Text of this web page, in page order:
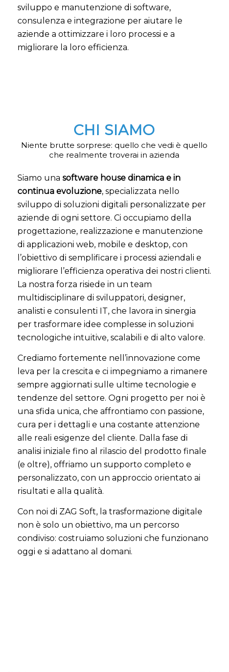
sviluppo e manutenzione di software,
consulenza e integrazione per aiutare le
aziende a ottimizzare i loro processi e a
migliorare la loro efficienza.
CHI SIAMO
Niente brutte sorprese: quello che vedi è quello
che realmente troverai in azienda
Siamo una software house dinamica e in
continua evoluzione, specializzata nello
sviluppo di soluzioni digitali personalizzate per
aziende di ogni settore. Ci occupiamo della
progettazione, realizzazione e manutenzione
di applicazioni web, mobile e desktop, con
l’obiettivo di semplificare i processi aziendali e
migliorare l’efficienza operativa dei nostri clienti.
La nostra forza risiede in un team
multidisciplinare di sviluppatori, designer,
analisti e consulenti IT, che lavora in sinergia
per trasformare idee complesse in soluzioni
tecnologiche intuitive, scalabili e di alto valore.
Crediamo fortemente nell’innovazione come
leva per la crescita e ci impegniamo a rimanere
sempre aggiornati sulle ultime tecnologie e
tendenze del settore. Ogni progetto per noi è
una sfida unica, che affrontiamo con passione,
cura per i dettagli e una costante attenzione
alle reali esigenze del cliente. Dalla fase di
analisi iniziale fino al rilascio del prodotto finale
(e oltre), offriamo un supporto completo e
personalizzato, con un approccio orientato ai
risultati e alla qualità.
Con noi di ZAG Soft, la trasformazione digitale
non è solo un obiettivo, ma un percorso
condiviso: costruiamo soluzioni che funzionano
oggi e si adattano al domani.